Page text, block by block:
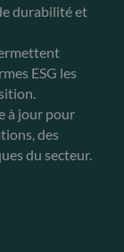
durabilité et
ESG les
à jour pour
des
du secteur.